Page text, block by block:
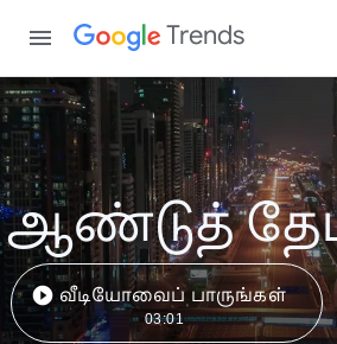
Trends
ஆண்டுத்
வீடியோவைப் பாருங்கள்
03:01